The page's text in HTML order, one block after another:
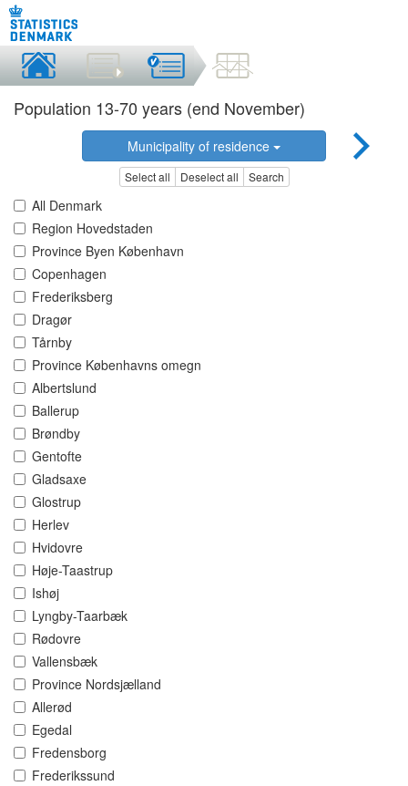
Population 13-70 years (end November)
Municipality of residence
Select all Deselect all Search
All Denmark
Region Hovedstaden
Province Byen København
Copenhagen
Frederiksberg
Dragør
Tårnby
Province Københavns omegn
Albertslund
Ballerup
Brøndby
Gentofte
Gladsaxe
Glostrup
Herlev
Hvidovre
Høje-Taastrup
Ishøj
Lyngby-Taarbæk
Rødovre
Vallensbæk
Province Nordsjælland
Allerød
Egedal
Fredensborg
Frederikssund